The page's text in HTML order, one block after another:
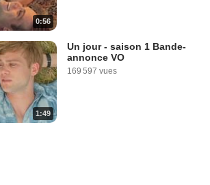
0:56
1:49
Un jour - saison 1 Bande-
annonce VO
169 597 vues